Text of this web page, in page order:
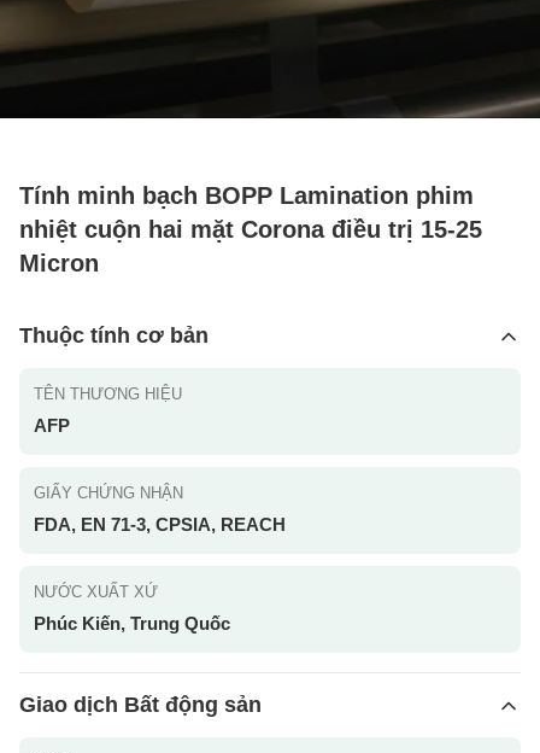
Tính minh bạch BOPP Lamination phim
nhiệt cuộn hai mặt Corona điều trị 15-25
Micron
Thuộc tính cơ bản
TÊN THƯƠNG HIỆU
AFP
GIẤY CHỨNG NHẬN
FDA, EN 71-3, CPSIA, REACH
NƯỚC XUẤT XỨ
Phúc Kiến, Trung Quốc
Giao dịch Bất động sản